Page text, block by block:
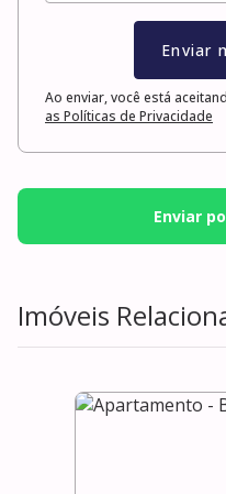
Enviar
Ao enviar, você está
as Políticas de Privacidade
Enviar
Imóveis